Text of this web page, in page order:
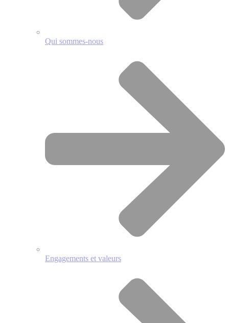
Qui sommes-nous
Engagements et valeurs